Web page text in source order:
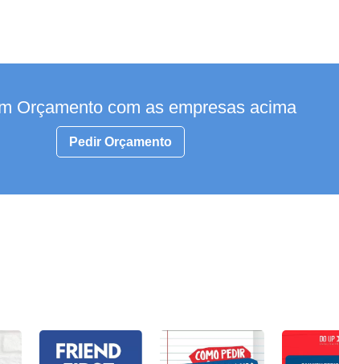
Orçamento com as empresas acima
Pedir Orçamento